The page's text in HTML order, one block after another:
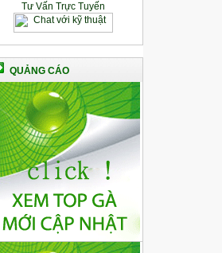
Tư Vấn Trực Tuyến
QUẢNG CÁO